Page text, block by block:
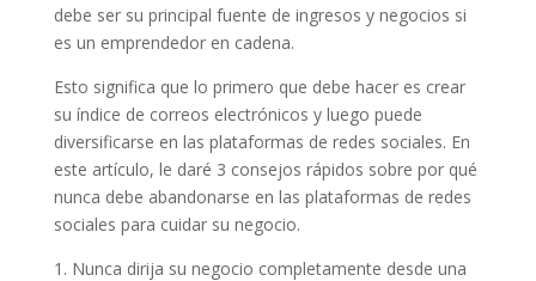
debe ser su principal fuente de ingresos y negocios si
es un emprendedor en cadena.
Esto significa que lo primero que debe hacer es crear
su índice de correos electrónicos y luego puede
diversificarse en las plataformas de redes sociales. En
este artículo, le daré 3 consejos rápidos sobre por qué
nunca debe abandonarse en las plataformas de redes
sociales para cuidar su negocio.
1. Nunca dirija su negocio completamente desde una